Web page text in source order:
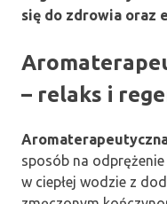
się do zdrowia oraz
– relaks i
sposób na
w ciepłej wodzie z